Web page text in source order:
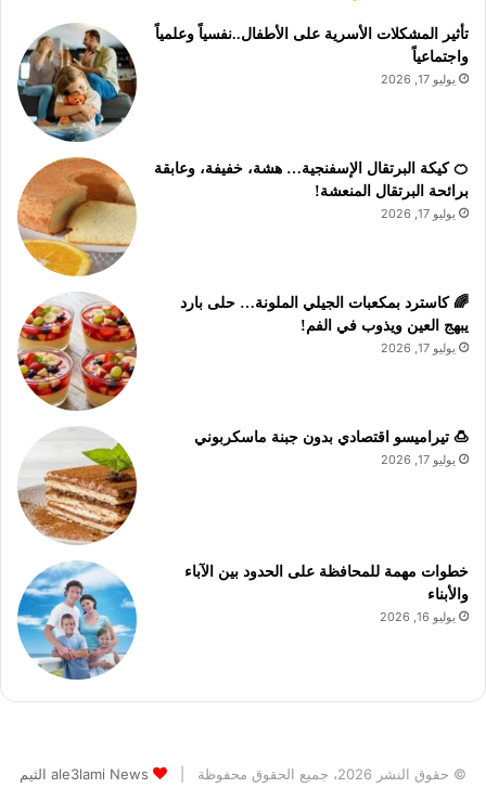
تأثير المشكلات الأسرية على الأطفال..نفسياً وعلمياً
واجتماعياً
يوليو 17, 2026
🍊 كيكة البرتقال الإسفنجية… هشة، خفيفة، وعابقة
برائحة البرتقال المنعشة!
يوليو 17, 2026
🌈 كاسترد بمكعبات الجيلي الملونة… حلى بارد
يبهج العين ويذوب في الفم!
يوليو 17, 2026
🍮 تيراميسو اقتصادي بدون جبنة ماسكربوني
يوليو 17, 2026
خطوات مهمة للمحافظة على الحدود بين الآباء
والأبناء
يوليو 16, 2026
© حقوق النشر 2026، جميع الحقوق محفوظة | ale3lami News الثيم